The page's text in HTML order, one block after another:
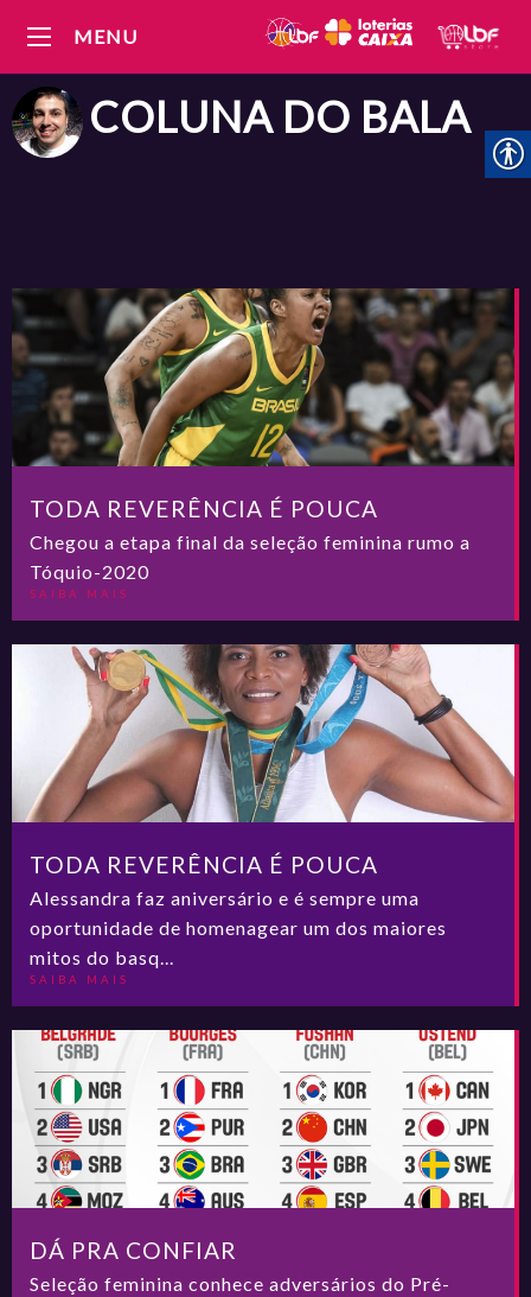
MENU
COLUNA DO BALA
TODA REVERÊNCIA É POUCA
Chegou a etapa final da seleção feminina rumo a
Tóquio-2020
SAIBA MAIS
TODA REVERÊNCIA É POUCA
Alessandra faz aniversário e é sempre uma
oportunidade de homenagear um dos maiores
mitos do basq...
SAIBA MAIS
DÁ PRA CONFIAR
Seleção feminina conhece adversários do Pré-